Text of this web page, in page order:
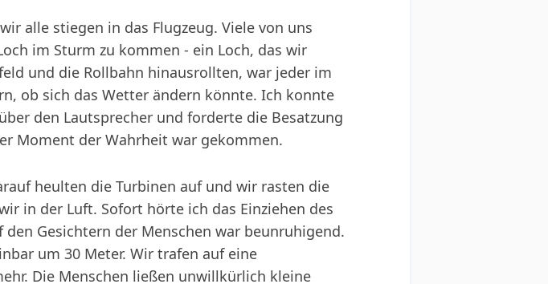
alle stiegen in das Flugzeug. Viele von uns
im Sturm zu kommen - ein Loch, das wir
und die Rollbahn hinausrollten, war jeder im
ob sich das Wetter ändern könnte. Ich konnte
den Lautsprecher und forderte die Besatzung
Moment der Wahrheit war gekommen.
heulten die Turbinen auf und wir rasten die
in der Luft. Sofort hörte ich das Einziehen des
Gesichtern der Menschen war beunruhigend.
um 30 Meter. Wir trafen auf eine
Die Menschen ließen unwillkürlich kleine